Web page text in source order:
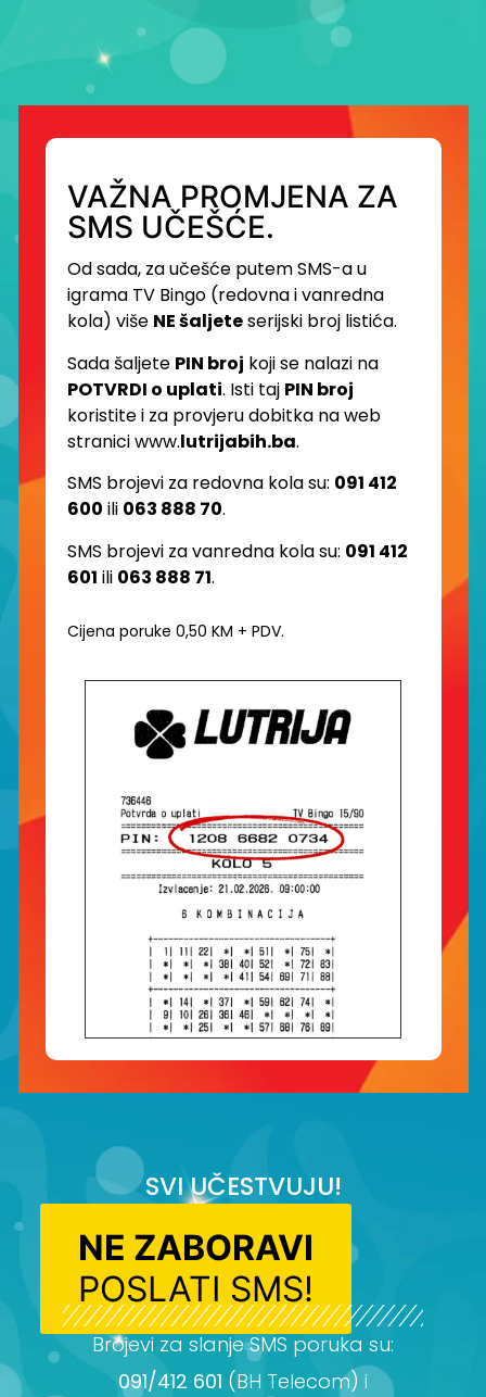
VAŽNA PROMJENA ZA
SMS UČEŠĆE.
Od sada, za učešće putem SMS-a u
igrama TV Bingo (redovna i vanredna
kola) više NE šaljeteserijski broj listića.
Sada šaljete PIN broj koji se nalazi na
POTVRDI o uplati. Isti taj PIN broj
koristite i za provjeru dobitka na web
stranici www.lutrijabih.ba.
SMS brojevi za redovna kola su: 091 412
600 ili 063 888 70.
SMS brojevi za vanredna kola su: 091 412
601 ili 063 888 71.
Cijena poruke 0,50 KM + PDV.
SVI UČESTVUJU!
NE ZABORAVI
POSLATI SMS!
Brojevi za slanje SMS poruka su:
091/412 601 (BH Telecom) i